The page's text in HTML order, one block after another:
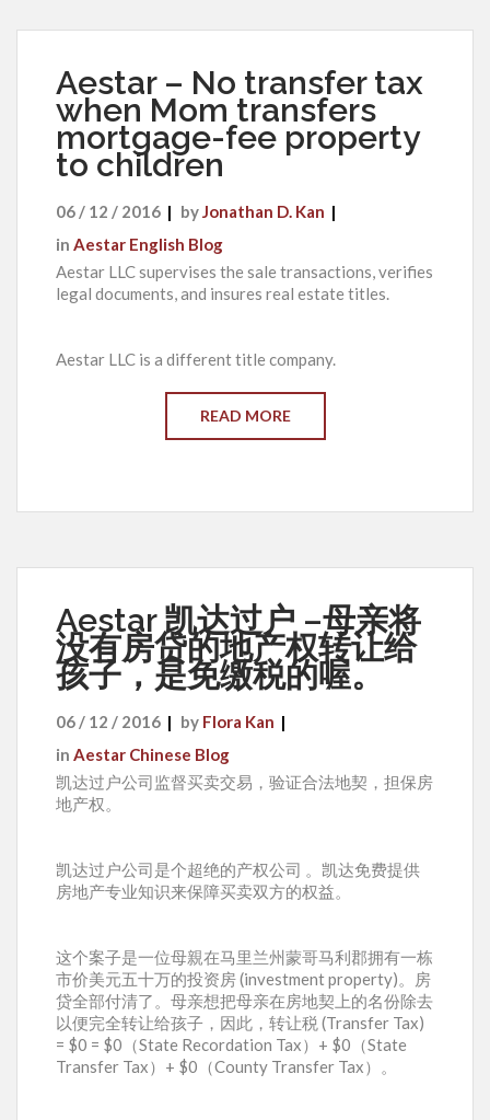
Aestar – No transfer tax
when Mom transfers
mortgage-fee property
to children
06 / 12 / 2016 byJonathan D. Kan
in Aestar English Blog
Aestar LLC supervises the sale transactions, verifies
legal documents, and insures real estate titles.
Aestar LLC is a different title company.
READ MORE
Aestar 凯达过户 –母亲将
没有房贷的地产权转让给
孩子，是免缴税的喔。
06 / 12 / 2016 by Flora Kan
in Aestar Chinese Blog
凯达过户公司监督买卖交易，验证合法地契，担保房
地产权。
凯达过户公司是个超绝的产权公司 。凯达免费提供
房地产专业知识来保障买卖双方的权益。
这个案子是一位母親在马里兰州蒙哥马利郡拥有一栋
市价美元五十万的投资房 (investment property)。房
贷全部付清了。母亲想把母亲在房地契上的名份除去
以便完全转让给孩子，因此，转让税 (Transfer Tax)
= $0 = $0（State Recordation Tax）+ $0（State
Transfer Tax）+ $0（County Transfer Tax）。